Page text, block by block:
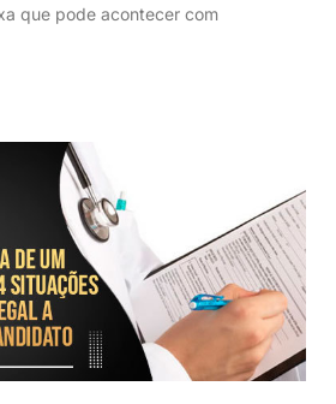
que pode acontecer com